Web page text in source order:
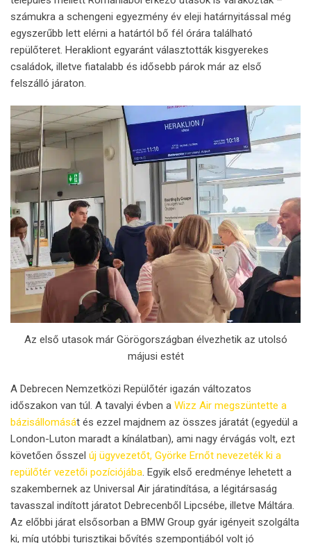
számukra a schengeni egyezmény év eleji határnyitással még
egyszerűbb lett elérni a határtól bő fél órára található
repülőteret. Herakliont egyaránt választották kisgyerekes
családok, illetve fiatalabb és idősebb párok már az első
felszálló járaton.
Az első utasok már Görögországban élvezhetik az utolsó
májusi estét
A Debrecen Nemzetközi Repülőtér igazán változatos
időszakon van túl. A tavalyi évben a Wizz Air megszüntette a
bázisállomását és ezzel majdnem az összes járatát (egyedül a
London-Luton maradt a kínálatban), ami nagy érvágás volt, ezt
követően ősszel új ügyvezetőt, Györke Ernőt nevezeték ki a
repülőtér vezetői pozíciójába. Egyik első eredménye lehetett a
szakembernek az Universal Air járatindítása, a légitársaság
tavasszal indított járatot Debrecenből Lipcsébe, illetve Máltára.
Az előbbi járat elsősorban a BMW Group gyár igényeit szolgálta
ki, míg utóbbi turisztikai bővítés szempontjából volt jó